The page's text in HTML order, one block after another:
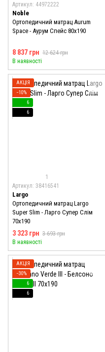
Артикул: 44972222
Noble
Ортопедичний матрац Aurum
Space - Аурум Спейс 80x190
8 837 грн 12 624 грн
В наявності
АКЦІЯ
−10%
6
6
1
Артикул: 38416541
Largo
Ортопедичний матрац Largo
Super Slim - Ларго Супер Слім
70x190
3 323 грн 3 693 грн
В наявності
АКЦІЯ
−30%
6
6